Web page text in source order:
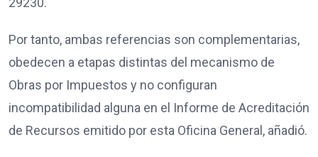
Por tanto, ambas referencias son complementarias,
obedecen a etapas distintas del mecanismo de
Obras por Impuestos y no configuran
incompatibilidad alguna en el Informe de Acreditación
de Recursos emitido por esta Oficina General, añadió.